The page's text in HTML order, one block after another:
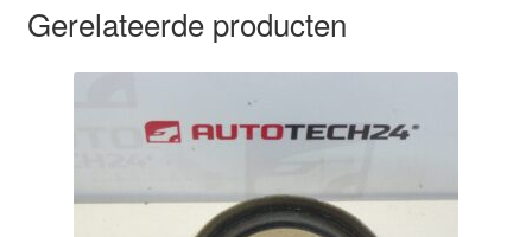
Gerelateerde producten